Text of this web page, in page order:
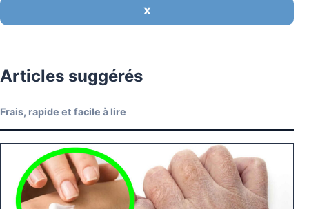
X
Articles suggérés
Frais, rapide et facile à lire